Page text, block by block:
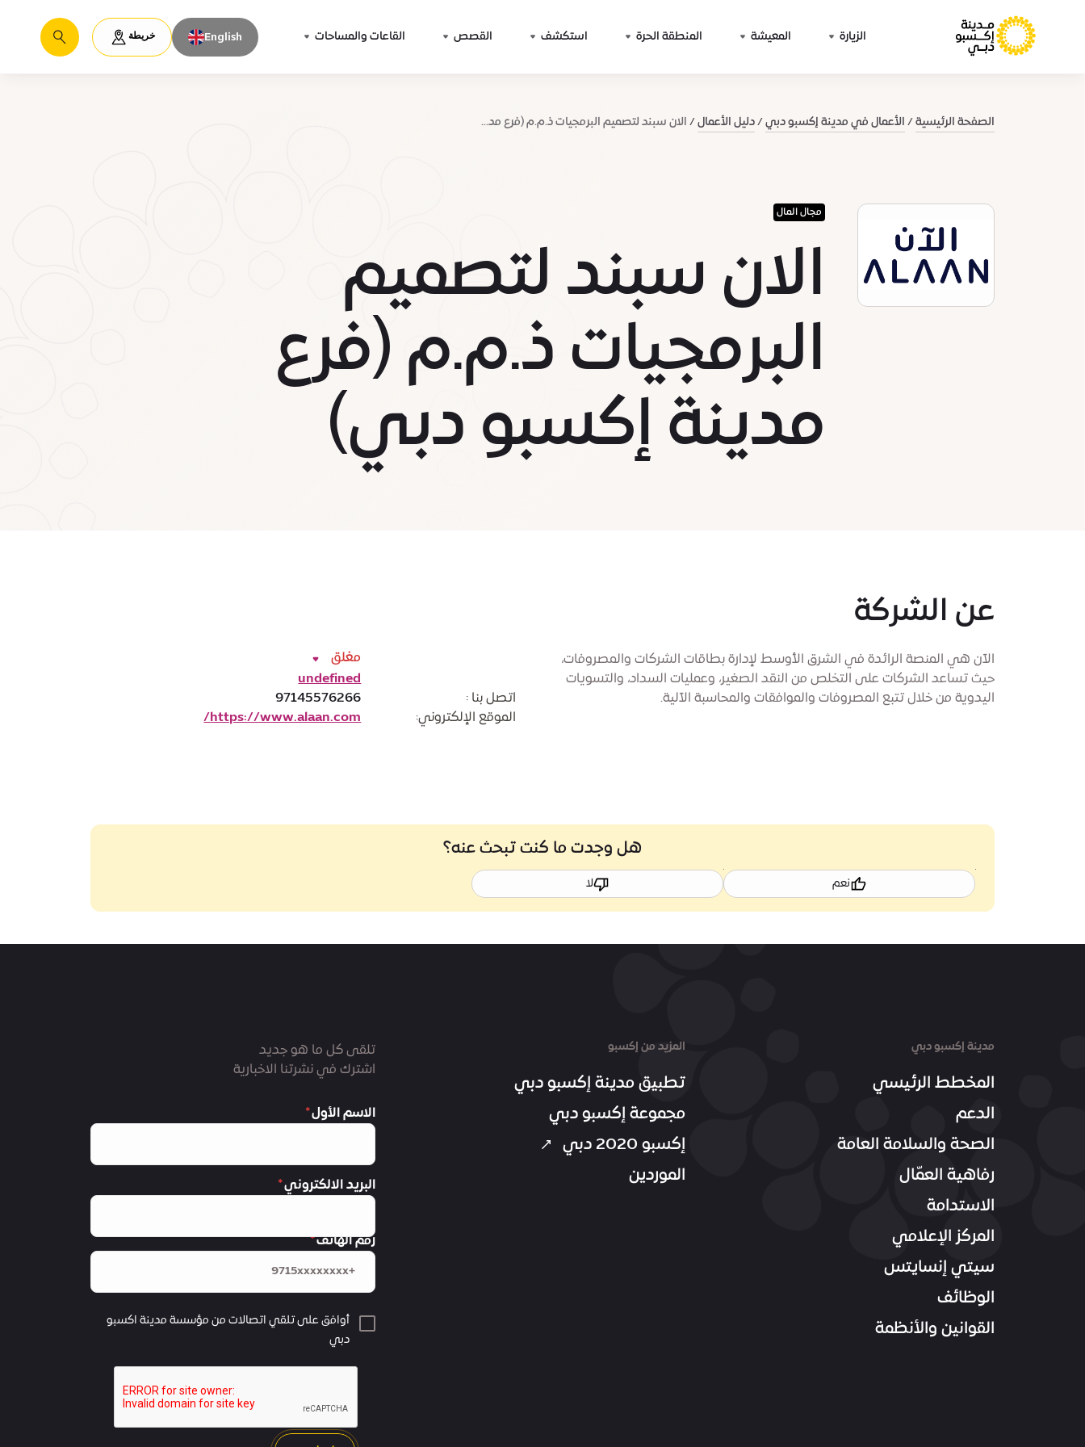
الزيارة المعيشة المنطقة الحرة استكشف القصص القاعات والمساحات English خريطة
يبحث
الصفحة الرئيسية الأعمال في مدينة إكسبو دبي دليل الأعمال الان سبند لتصميم البرمجيات ذ.م.م (فرع مد...
مجال المال
الان سبند لتصميم
البرمجيات ذ.م.م (فرع
مدينة إكسبو دبي)
عن الشركة
الآن هي المنصة الرائدة في الشرق الأوسط لإدارة بطاقات الشركات والمصروفات،
حيث تساعد الشركات على التخلص من النقد الصغير، وعمليات السداد، والتسويات
اليدوية من خلال تتبع المصروفات والموافقات والمحاسبة الآلية.
مغلق
undefined
اتصل بنا :
97145576266
الموقع الإلكتروني:
https://www.alaan.com/
هل وجدت ما كنت تبحث عنه؟
نعم لا
مدينة إكسبو دبي
المخطط الرئيسي
الدعم
الصحة والسلامة العامة
رفاهية العمّال
الاستدامة
المركز الإعلامي
سيتي إنسايتس
الوظائف
القوانين والأنظمة
المزيد من إكسبو
تطبيق مدينة إكسبو دبي
مجموعة إكسبو دبي
إكسبو 2020 دبي
الموردين
تلقى كل ما هو جديد
اشترك في نشرتنا الاخبارية
الاسم الأول
البريد الالكتروني
رقم الهاتف
أوافق على تلقي اتصالات من مؤسسة مدينة اكسبو
دبي